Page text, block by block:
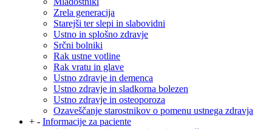
Zrela generacija
Starejši ter slepi in slabovidni
Ustno in splošno zdravje
Srčni bolniki
Rak ustne votline
Rak vratu in glave
Ustno zdravje in demenca
Ustno zdravje in sladkorna bolezen
Ustno zdravje in osteoporoza
Ozaveščanje starostnikov o pomenu ustnega zdravja
+ - Informacije za paciente